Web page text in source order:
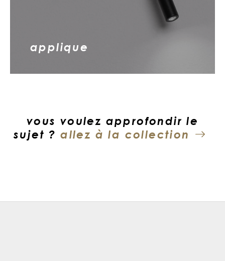
applique
vous voulez approfondir le
sujet ?allez à la collection